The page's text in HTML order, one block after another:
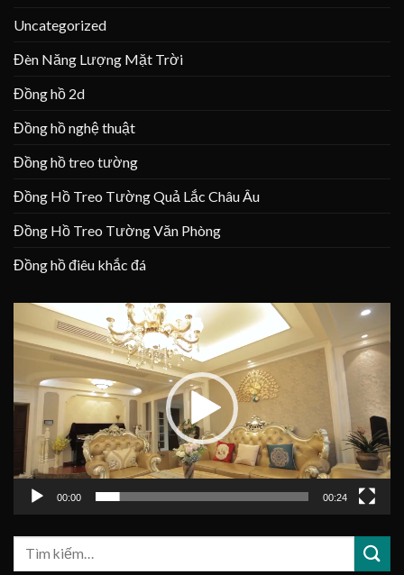
Uncategorized
Đèn Năng Lượng Mặt Trời
Đồng hồ 2d
Đồng hồ nghệ thuật
Đồng hồ treo tường
Đồng Hồ Treo Tường Quả Lắc Châu Âu
Đồng Hồ Treo Tường Văn Phòng
Đồng hồ điêu khắc đá
Trình
chơi
00:00 00:24
Tìm